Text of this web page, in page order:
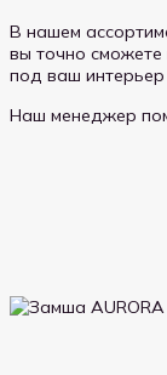
В нашем
вы точно
под ваш интерьер
Наш менеджер